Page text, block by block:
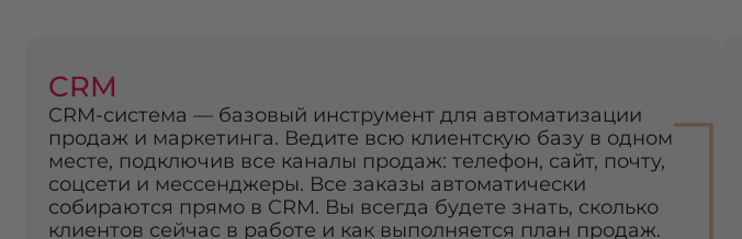
CRM
CRM-система — базовый инструмент для автоматизации
продаж и маркетинга. Ведите всю клиентскую базу в одном
месте, подключив все каналы продаж: телефон, сайт, почту,
соцсети и мессенджеры. Все заказы автоматически
собираются прямо в CRM. Вы всегда будете знать, сколько
клиентов сейчас в работе и как выполняется план продаж. 1